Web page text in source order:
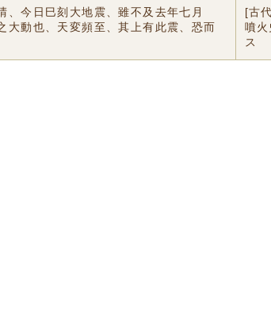
、今日巳刻大地震、雖不及去年七月
大動也、天変頻至、其上有此震、恐而
[古
噴
ス